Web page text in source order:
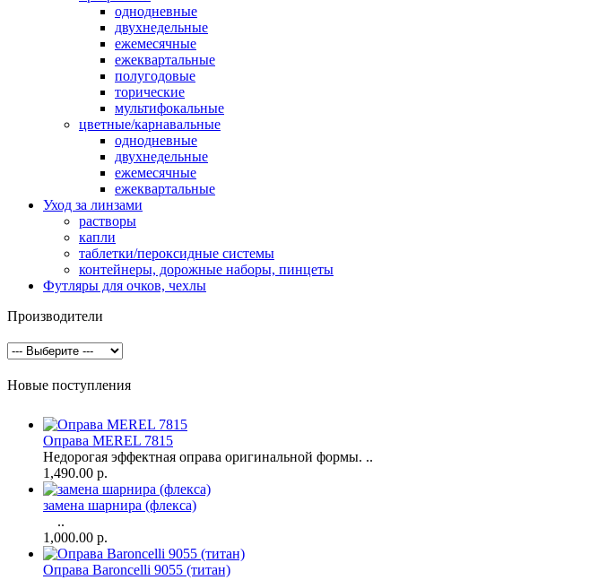
однодневные
двухнедельные
ежемесячные
ежеквартальные
полугодовые
торические
мультифокальные
цветные/карнавальные
однодневные
двухнедельные
ежемесячные
ежеквартальные
Уход за линзами
растворы
капли
таблетки/пероксидные системы
контейнеры, дорожные наборы, пинцеты
Футляры для очков, чехлы
Производители
Новые поступления
Оправа MEREL 7815
Недорогая эффектная оправа оригинальной формы. ..
1,490.00 р.
замена шарнира (флекса)
..
1,000.00 р.
Оправа Baroncelli 9055 (титан)